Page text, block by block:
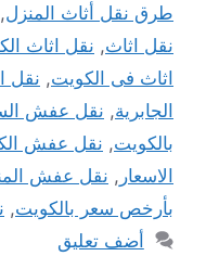
طرق نقل أثاث المنزل,
نقل اثاث, نقل اثاث
اثاث فى الكويت, نقل
الجابرية, نقل عفش
بالكويت, نقل عفش
الاسعار , نقل عفش
بأرخص سعر بالكويت,
أضف تعليق